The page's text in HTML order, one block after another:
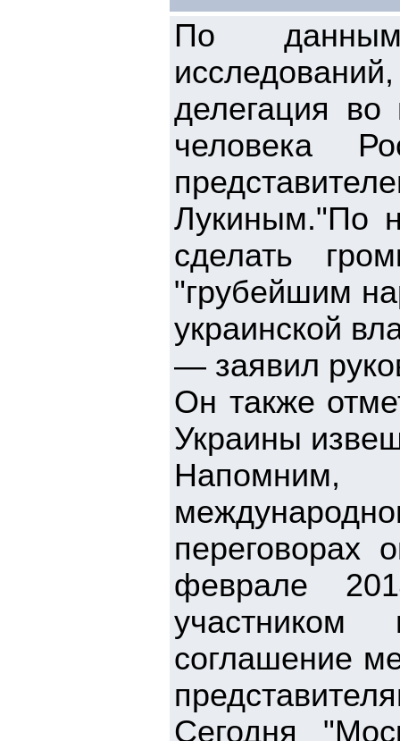
По данным
делегация
человека
Лукиным."По
сделать
"грубейшим
украинской
— заявил
Он также
Украины
Напомним,
переговорах
феврале
соглашение
Сегодня